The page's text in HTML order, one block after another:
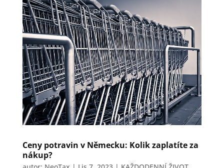
Ceny potravin v Německu: Kolik zaplatíte za
nákup?